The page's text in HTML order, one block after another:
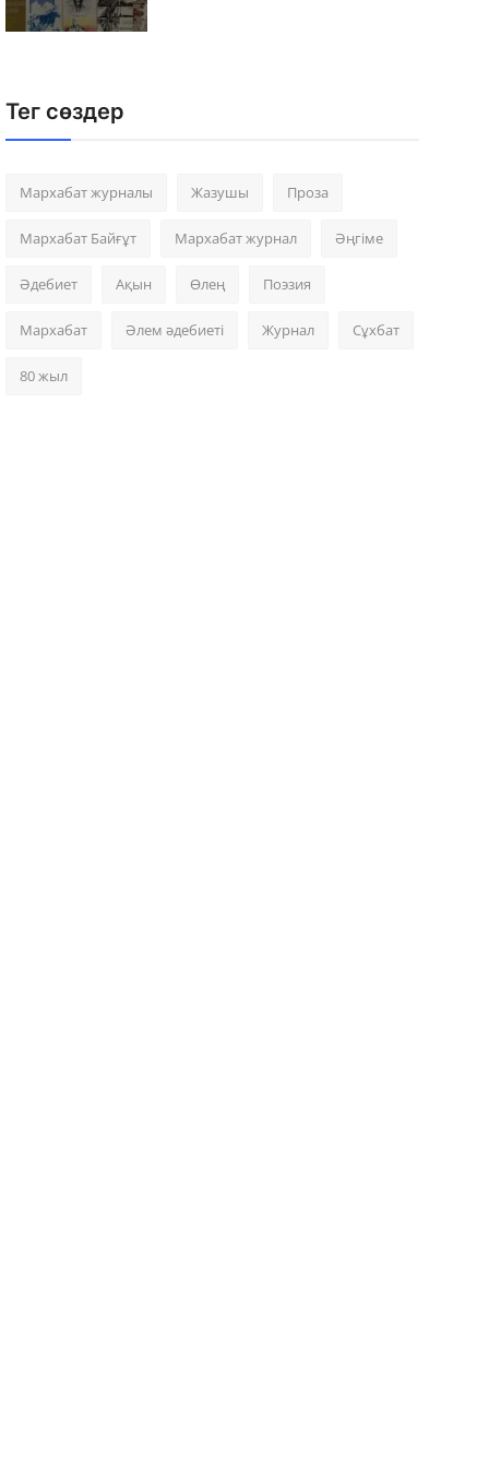
Тег сөздер
Мархабат журналы Жазушы Проза
Мархабат Байғұт Мархабат журнал Әңгіме
Әдебиет Ақын Өлең Поэзия
Мархабат Әлем әдебиеті Журнал Сұхбат
80 жыл